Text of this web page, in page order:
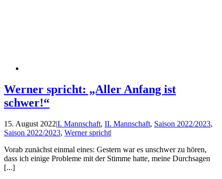
Werner spricht: „Aller Anfang ist
schwer!“
15. August 2022|I. Mannschaft, II. Mannschaft, Saison 2022/2023,
Saison 2022/2023, Werner spricht|
Vorab zunächst einmal eines: Gestern war es unschwer zu hören,
dass ich einige Probleme mit der Stimme hatte, meine Durchsagen
[...]